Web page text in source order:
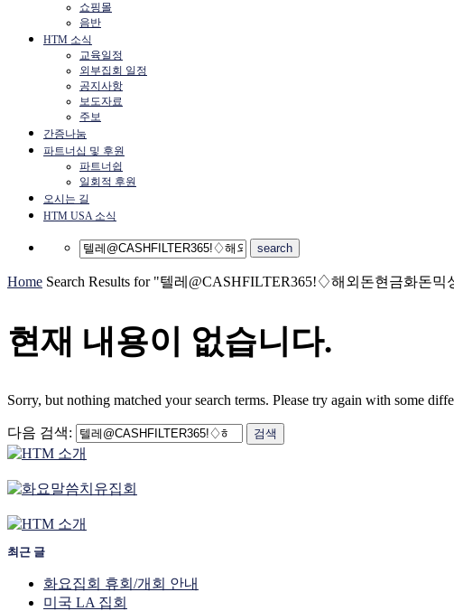
쇼핑몰
음반
HTM 소식
교육일정
외부집회 일정
공지사항
보도자료
주보
간증나눔
파트너십 및 후원
파트너쉽
일회적 후원
오시는 길
HTM USA 소식
Home Search Results for "텔레@CASHFILTER365ǃ♢해외돈현금화돈
현재 내용이 없습니다.
Sorry, but nothing matched your search terms. Please try again with some
다음 검색:
최근 글
화요집회 휴회/개회 안내
미국 LA 집회